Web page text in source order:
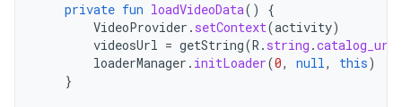
private fun loadVideoData()
{
VideoProvider . setContext(activity)
videosUrl = getString(R . string .catalog_url
loaderManager . initLoader(0, null, this)
}